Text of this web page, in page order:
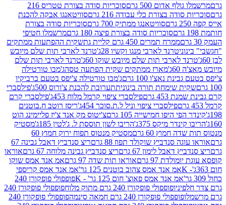
אדום 500 גרם
סוכריות סודה בצורת טטריס 216
בצורת כלי עבודה 216 גרם
סוויטאנגו אבקה להכנת
סוויטאנגו ממתיק 700 גרם
סוכריות סודה בצורת
סוכריות סודה בצורת פיצה 180 גרם
מרשמלו חטיפי
ממרח תמרים 450 גרם קליית גת
שקית ההפתעות ממתקים
טרנד לארבי מנגו וקשיו 28ג'
טרנד לארבי תות שלם מיובש
לארבי תות שלם מיובש שוקו 60ג'
טרנד לארבי תות שלם
מארז ממתקים שקית הפתעה טסהג'מבו טורטילה
נאצ'ו 100 גרם
ג'מבו טורטילה צ'יפס בטעם ברביקיו
שימחת תורה בינוניתתערובת להכנת צ'ורוס 500ג'
פילסברי
453 גרם
פילסברי ציפוי קרמל מלוח 453ג'
פילסברי קרם
פילסברי ציפוי וניל ל.ת.סוכר 454ג'
ריסז רוטב ח.בוטנים
היפו חמישייה 105 גרם
צ'יטוס מק אנד צ'יז פליימינג הוט
מיקס 375ג'
הריבו לשון תוססת ל. ג'לטין 185ג'
מסטיק
חמוץ 60 גרם
מסטיק מנטוס תפוח ירוק חמוץ 60
סנדביץ שוקולד תפוז 88 גרם
ריצ סנדביץ דאבל גבינה 67
דאבל לימון 67 גרם
ריצ סנדביץ גבינה מלוחה 67 גרם
אוראו
97 גרם
אוראו תות שדה 97 גרם
אמ אנד אמס שוקו
אמ אנד אמס צהוב בוטנים 125 גר'
אמ אנד אמס קריספי
אמ אנד אמס פאוצ' חום 125 גר' - K
פופפולי פופקורן 240
פופפולי פופקורן 240 גרם מתוק מלוח
פופפולי פופקורן 240
פופפולי פופקורן 240 גרם חמאה סינמה
פופפולי פופקורן 240